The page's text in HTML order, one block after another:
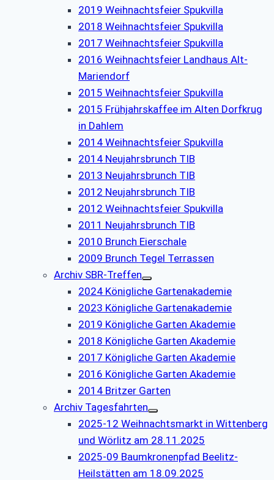
2019 Weihnachtsfeier Spukvilla
2018 Weihnachtsfeier Spukvilla
2017 Weihnachtsfeier Spukvilla
2016 Weihnachtsfeier Landhaus Alt-
Mariendorf
2015 Weihnachtsfeier Spukvilla
2015 Frühjahrskaffee im Alten Dorfkrug
in Dahlem
2014 Weihnachtsfeier Spukvilla
2014 Neujahrsbrunch TIB
2013 Neujahrsbrunch TIB
2012 Neujahrsbrunch TIB
2012 Weihnachtsfeier Spukvilla
2011 Neujahrsbrunch TIB
2010 Brunch Eierschale
2009 Brunch Tegel Terrassen
Archiv SBR-Treffen
2024 Königliche Gartenakademie
2023 Königliche Gartenakademie
2019 Königliche Garten Akademie
2018 Königliche Garten Akademie
2017 Königliche Garten Akademie
2016 Königliche Garten Akademie
2014 Britzer Garten
Archiv Tagesfahrten
2025-12 Weihnachtsmarkt in Wittenberg
und Wörlitz am 28.11.2025
2025-09 Baumkronenpfad Beelitz-
Heilstätten am 18.09.2025